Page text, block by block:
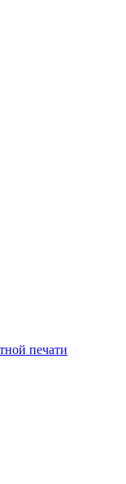
печати